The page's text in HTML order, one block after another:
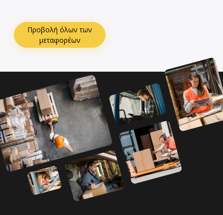
Προβολή όλων των
μεταφορέων